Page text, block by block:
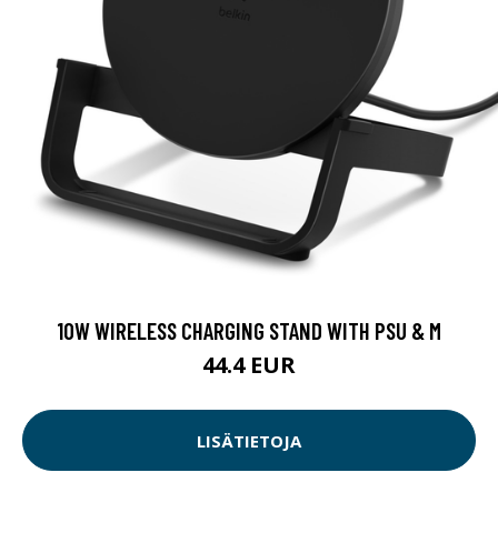
10W WIRELESS CHARGING STAND WITH PSU & M
44.4 EUR
LISÄTIETOJA